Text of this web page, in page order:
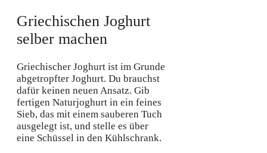
Griechischen Joghurt
selber machen
Griechischer Joghurt ist im Grunde
abgetropfter Joghurt. Du brauchst
dafür keinen neuen Ansatz. Gib
fertigen Naturjoghurt in ein feines
Sieb, das mit einem sauberen Tuch
ausgelegt ist, und stelle es über
eine Schüssel in den Kühlschrank.